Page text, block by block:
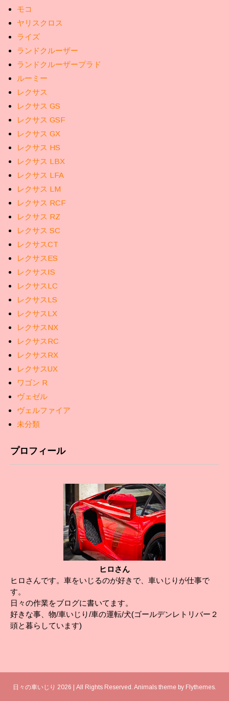
モコ
ヤリスクロス
ライズ
ランドクルーザー
ランドクルーザープラド
ルーミー
レクサス
レクサス GS
レクサス GSF
レクサス GX
レクサス HS
レクサス LBX
レクサス LFA
レクサス LM
レクサス RCF
レクサス RZ
レクサス SC
レクサスCT
レクサスES
レクサスIS
レクサスLC
レクサスLS
レクサスLX
レクサスNX
レクサスRC
レクサスRX
レクサスUX
ワゴン R
ヴェゼル
ヴェルファイア
未分類
プロフィール
ヒロさん
ヒロさんです。車をいじるのが好きで、車いじりが仕事で
す。
日々の作業をブログに書いてます。
好きな事、物/車いじり/車の運転/犬(ゴールデンレトリバー２
頭と暮らしています)
日々の車いじり 2026 | All Rights Reserved. Animals theme by Flythemes.